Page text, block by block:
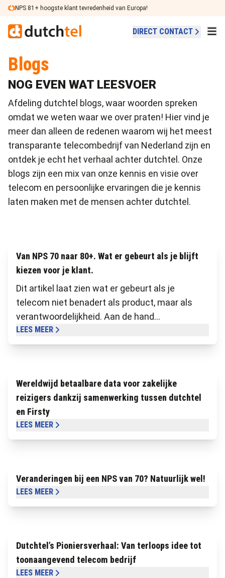
Ga naar de inhoud
NPS 81+ hoogste klant tevredenheid van Europa!
DIRECT CONTACT
Blogs
NOG EVEN WAT LEESVOER
Afdeling dutchtel blogs, waar woorden spreken
omdat we weten waar we over praten! Hier vind je
meer dan alleen de redenen waarom wij het meest
transparante telecombedrijf van Nederland zijn en
ontdek je echt het verhaal achter dutchtel. Onze
blogs zijn een mix van onze kennis en visie over
telecom en persoonlijke ervaringen die je kennis
laten maken met de mensen achter dutchtel.
Van NPS 70 naar 80+. Wat er gebeurt als je blijft
kiezen voor je klant.
Dit artikel laat zien wat er gebeurt als je
telecom niet benadert als product, maar als
verantwoordelijkheid. Aan de hand...
LEES MEER
Wereldwijd betaalbare data voor zakelijke
reizigers dankzij samenwerking tussen dutchtel
en Firsty
LEES MEER
Veranderingen bij een NPS van 70? Natuurlijk wel!
LEES MEER
Dutchtel’s Pioniersverhaal: Van terloops idee tot
toonaangevend telecom bedrijf
LEES MEER